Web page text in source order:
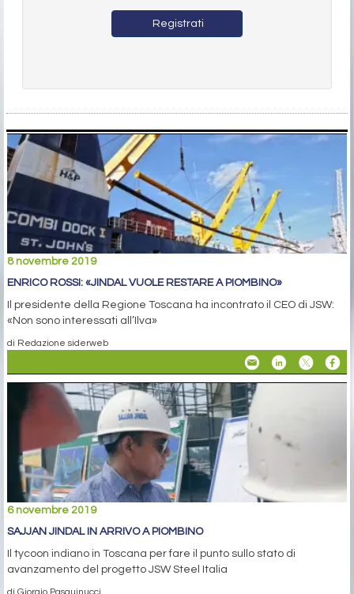
Registrati
8 novembre 2019
ENRICO ROSSI: «JINDAL VUOLE RESTARE A PIOMBINO»
Il presidente della Regione Toscana ha incontrato il CEO di JSW:
«Non sono interessati all’Ilva»
di Redazione siderweb
6 novembre 2019
SAJJAN JINDAL IN ARRIVO A PIOMBINO
Il tycoon indiano in Toscana per fare il punto sullo stato di
avanzamento del progetto JSW Steel Italia
di Giorgio Pasquinucci